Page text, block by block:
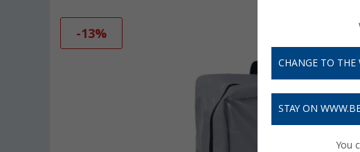
-13%
CHANGE TO THE
STAY ON
You